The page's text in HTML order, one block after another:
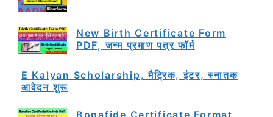
New Birth Certificate Form
PDF, जन्म प्रमाण पत्र फॉर्म
E Kalyan Scholarship, मैट्रिक, इंटर, स्नातक
आवेदन शुरू